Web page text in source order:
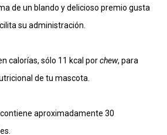
de un blando y delicioso premio gusta
su administración.
calorías, sólo 11 kcal porchew, para
de tu mascota.
aproximadamente 30